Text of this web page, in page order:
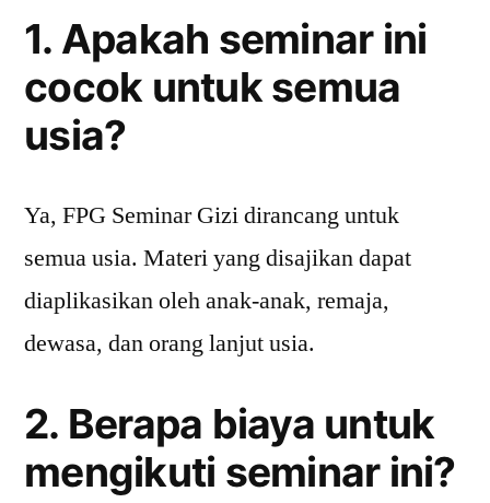
1. Apakah seminar ini
cocok untuk semua
usia?
Ya, FPG Seminar Gizi dirancang untuk
semua usia. Materi yang disajikan dapat
diaplikasikan oleh anak-anak, remaja,
dewasa, dan orang lanjut usia.
2. Berapa biaya untuk
mengikuti seminar ini?